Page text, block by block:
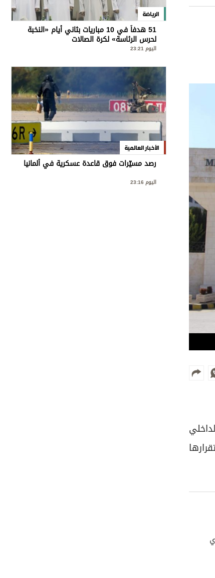
الرياضة
51 هدفاً في 10 مباريات بثاني أيام «النخبة
لحرس الرئاسة» لكرة الصالات
اليوم 23:21
الأخبار العالمية
رصد مسيّرات فوق قاعدة عسكرية في ألمانيا
اليوم 23:16